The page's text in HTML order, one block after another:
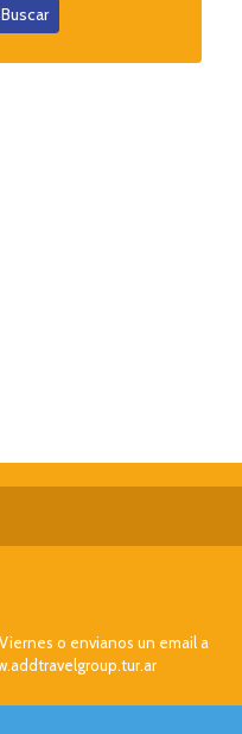
Buscar
o envianos un email a